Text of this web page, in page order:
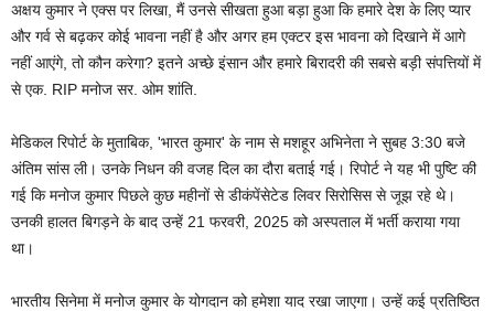
अक्षय कुमार ने एक्स पर लिखा, मैं उनसे सीखता हुआ बड़ा हुआ कि हमारे देश के लिए प्यार
और गर्व से बढ़कर कोई भावना नहीं है और अगर हम एक्टर इस भावना को दिखाने में आगे
नहीं आएंगे, तो कौन करेगा? इतने अच्छे इंसान और हमारे बिरादरी की सबसे बड़ी संपत्तियों में
से एक. RIP मनोज सर. ओम शांति.
मेडिकल रिपोर्ट के मुताबिक, 'भारत कुमार' के नाम से मशहूर अभिनेता ने सुबह 3:30 बजे
अंतिम सांस ली। उनके निधन की वजह दिल का दौरा बताई गई। रिपोर्ट ने यह भी पुष्टि की
गई कि मनोज कुमार पिछले कुछ महीनों से डीकंपेंसेटेड लिवर सिरोसिस से जूझ रहे थे।
उनकी हालत बिगड़ने के बाद उन्हें 21 फरवरी, 2025 को अस्पताल में भर्ती कराया गया
था।
भारतीय सिनेमा में मनोज कुमार के योगदान को हमेशा याद रखा जाएगा। उन्हें कई प्रतिष्ठित